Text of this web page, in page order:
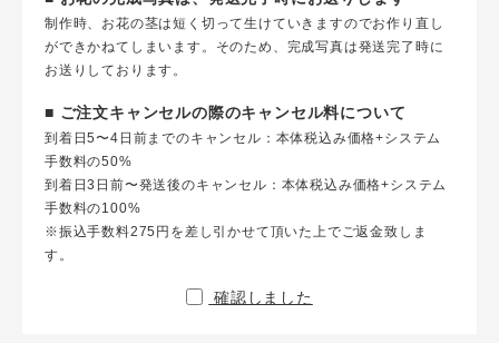
制作時、お花の茎は短く切って生けていきますのでお作り直し
ができかねてしまいます。そのため、完成写真は発送完了時に
お送りしております。
■ ご注文キャンセルの際のキャンセル料について
到着日5〜4日前までのキャンセル：本体税込み価格+システム
手数料の50%
到着日3日前〜発送後のキャンセル：本体税込み価格+システム
手数料の100%
※振込手数料275円を差し引かせて頂いた上でご返金致しま
す。
確認しました